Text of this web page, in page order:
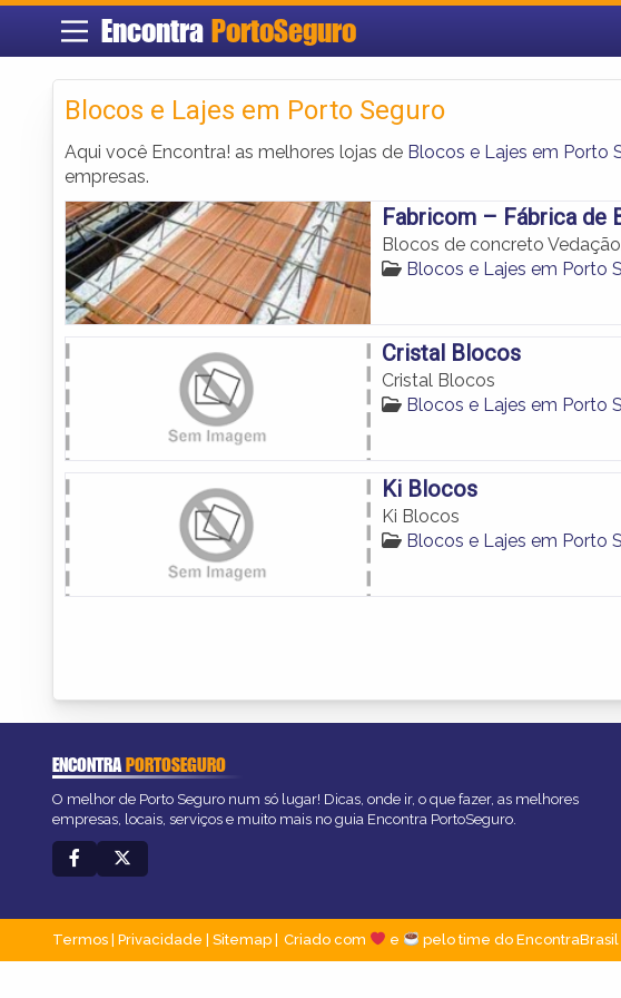
Encontra PortoSeguro
Blocos e Lajes em Porto Seguro
Aqui você Encontra! as melhores lojas de Blocos e Lajes em Porto
empresas.
Fabricom – Fábrica de
Blocos de concreto
Blocos e Lajes em Porto
Cristal Blocos
Cristal Blocos
Blocos e Lajes em Porto
Ki Blocos
Ki Blocos
Blocos e Lajes em Porto
ENCONTRAPORTOSEGURO
O melhor de Porto Seguro num só lugar! Dicas, onde ir, o que fazer, as melhores
empresas, locais, serviços e muito mais no guia Encontra PortoSeguro.
Termos Privacidade Sitemap Criado com e pelo time do EncontraBrasil